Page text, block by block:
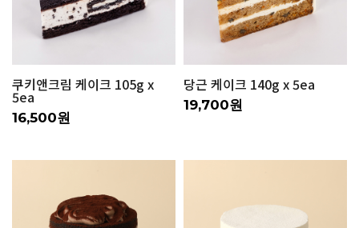
쿠키앤크림 케이크 105g x
5ea
16,500원
당근 케이크 140g x 5ea
19,700원